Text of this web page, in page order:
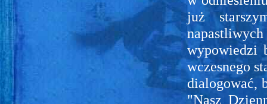
już
wypowiedzi
wczesnego
dialogować,
"Nasz